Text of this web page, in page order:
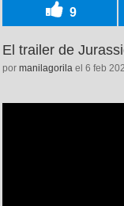
9
El trailer de
por manilagorila el 6 feb